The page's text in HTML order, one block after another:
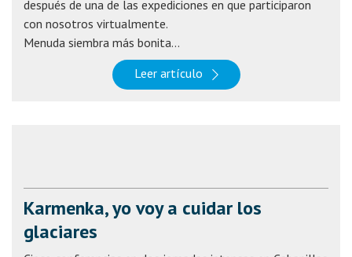
después de una de las expediciones en que participaron
con nosotros virtualmente.
Menuda siembra más bonita...
Leer artículo
Karmenka, yo voy a cuidar los
glaciares